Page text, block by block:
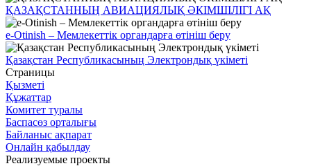
ҚАЗАҚСТАННЫҢ АВИАЦИЯЛЫҚ ӘКІМШІЛІГІ АҚ
e-Otinish – Мемлекеттік органдарға өтініш беру
Қазақстан Республикасының Электрондық үкіметі
Страницы
Қызметі
Құжаттар
Комитет туралы
Баспасөз орталығы
Байланыс ақпарат
Онлайн қабылдау
Реализуемые проекты